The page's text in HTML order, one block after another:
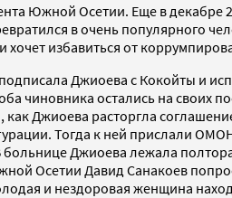
Южной Осетии. Еще в декабре
в очень популярного
избавиться от
Джиоева с Кокойты и
чиновника остались на своих
Джиоева расторгла
Тогда к ней прислали
Джиоева лежала
Осетии Давид Санакоев
и нездоровая женщина